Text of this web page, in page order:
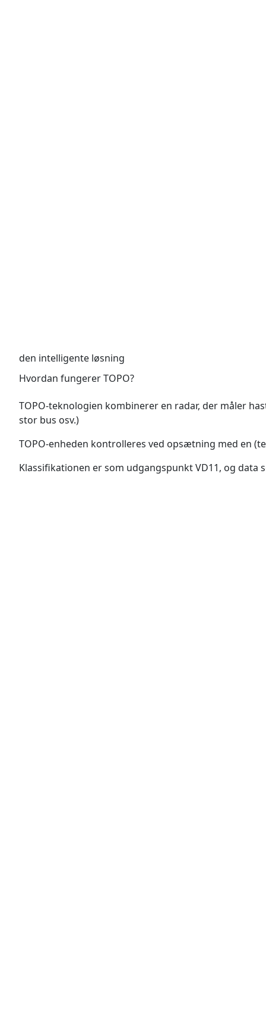
Hvordan fungerer TOPO?
den intelligente løsning
TOPO-teknologien kombinerer en radar, der måler
stor bus osv.)
TOPO-enheden kontrolleres ved opsætning med en
Klassifikationen er som udgangspunkt VD11, og data